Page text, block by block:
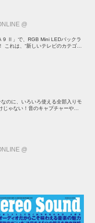
@
9 Ⅱ」で、RGB Mini LEDバックラ
これは、“新しいテレビのカテゴリ
のに、いろいろ使える全部入りモ
じゃない！音のキャプチャーや、会
@